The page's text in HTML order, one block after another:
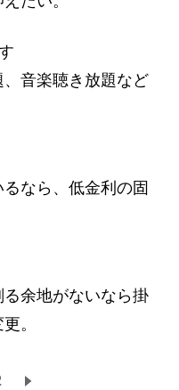
音楽聴き放題など
なら、低金利の固
余地がないなら掛
。